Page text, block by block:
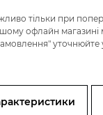
тільки при
офлайн магазині